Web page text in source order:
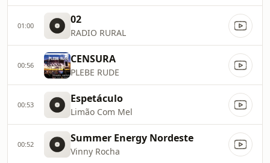
01:00 02
RADIO RURAL
00:56 CENSURA
PLEBE RUDE
00:53 Espetáculo
Limão Com Mel
00:52 Summer Energy Nordeste
Vinny Rocha